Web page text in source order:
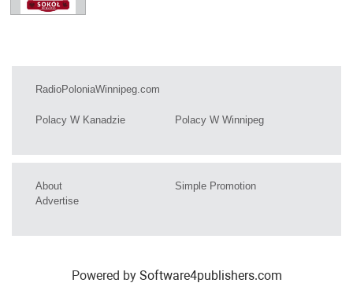
RadioPoloniaWinnipeg.com
Polacy W Kanadzie Polacy W Winnipeg
About
Advertise
Simple Promotion
Powered by Software4publishers.com